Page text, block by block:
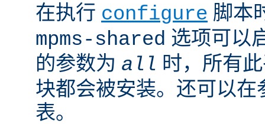
在执行 configure 脚本
mpms-shared 选项可以
的参数为 all 时，所有
块都会被安装。还可以在
表。